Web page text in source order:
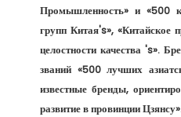
Промышленность» и «500
групп Китая's», «Китайское
целостности качества 's».
званий «500 лучших
известные бренды,
развитие в провинции